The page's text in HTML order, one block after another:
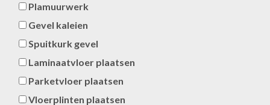
Plamuurwerk
Gevel kaleien
Spuitkurk gevel
Laminaatvloer plaatsen
Parketvloer plaatsen
Vloerplinten plaatsen